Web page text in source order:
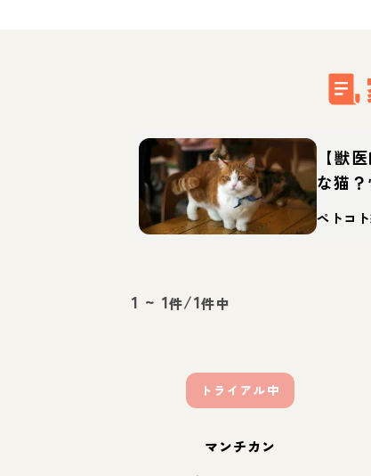
【獣
な猫
ペトコ
1 ~ 1件/1件中
トライアル中
マンチカン